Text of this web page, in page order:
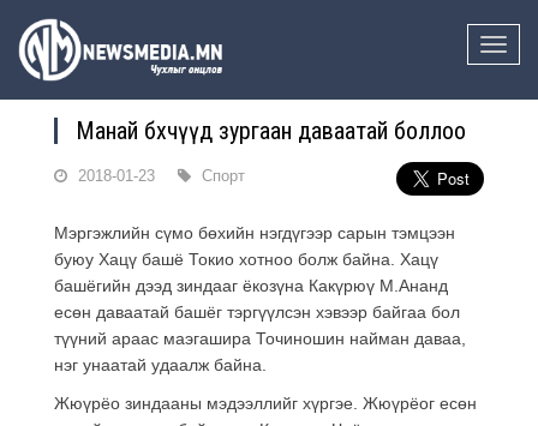
Toggle
Манай бөхчүүд зургаан даваатай боллоо
2018-01-23 Спорт
Мэргэжлийн сүмо бөхийн нэгдүгээр сарын тэмцээн
буюу Хацү башё Токио хотноо болж байна. Хацү
башёгийн дээд зиндааг ёкозүна Какүрюү М.Ананд
есөн даваатай башёг тэргүүлсэн хэвээр байгаа бол
түүний араас маэгашира Точиношин найман даваа,
нэг унаатай удаалж байна.
Жюүрёо зиндааны мэдээллийг хүргэе. Жюүрёог есөн